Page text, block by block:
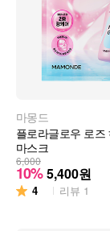
마몽드
플로라글로우 로즈
마스크
6,000
10% 5,400원
4 리뷰 1